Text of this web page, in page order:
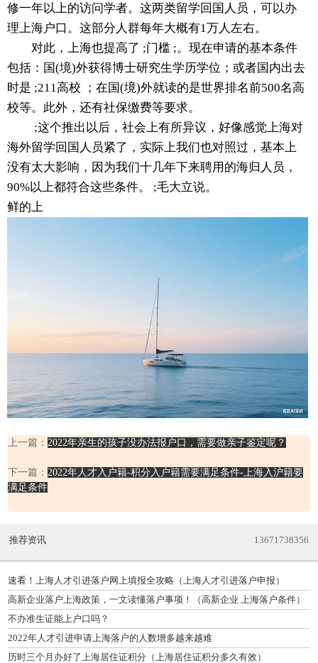
修一年以上的访问学者。这两类留学回国人员，可以办
理上海户口。这部分人群每年大概有1万人左右。
对此，上海也提高了 ;门槛 ;。现在申请的基本条件
包括：国(境)外获得博士研究生学历学位；或者国内出去
时是 ;211高校 ；在国(境)外就读的是世界排名前500名高
校等。此外，还有社保缴费等要求。
;这个推出以后，社会上有所异议，好像感觉上海对
海外留学回国人员紧了，实际上我们也对照过，基本上
没有太大影响，因为我们十几年下来聘用的海归人员，
90%以上都符合这些条件。 ;毛大立说。
鲜的上
上一篇： 2022年亲生的孩子没办法报户口，需要做亲子鉴定呢？
下一篇： 2022年人才入户籍-积分入户籍需要满足条件-上海入沪籍要
满足条件
推荐资讯 13671738356
速看！上海人才引进落户网上填报全攻略（上海人才引进落户申报）
高新企业落户上海政策，一文读懂落户事项！（高新企业 上海落户条件）
不办准生证能上户口吗？
2022年人才引进申请上海落户的人数增多越来越难
历时三个月办好了上海居住证积分（上海居住证积分多久有效）